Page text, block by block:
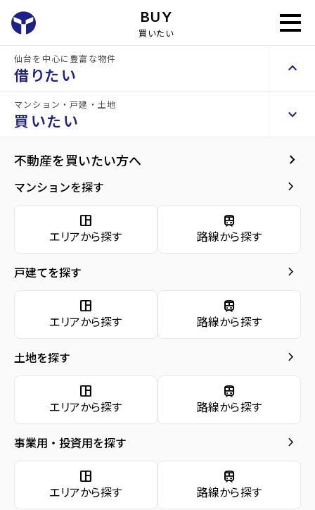
BUY
買いたい
仙台を中心に豊富な物件
借りたい keyboard_arrow_up
賃貸検索（居住用） keyboard_arrow_right
エリアから探す
賃貸検索（テナント・事業用）
エリアから探す 路線から探す
物件 keyboard_arrow_right
閲覧履歴
社宅をお探しの方へ keyboard_arrow_right
家具家電レンタル
マンション・戸建・土地
買いたい keyboard_arrow_up
不動産を買いたい方へ keyboard_arrow_right
マンションを探す keyboard_arrow_right
space_dashboard
エリアから探す
train
路線から探す
戸建てを探す keyboard_arrow_right
space_dashboard
エリアから探す
train
路線から探す
土地を探す keyboard_arrow_right
space_dashboard
エリアから探す
train
路線から探す
事業用・投資用を探す keyboard_arrow_right
space_dashboard
エリアから探す
train
路線から探す
新築戸建 新築
keyboard_arrow_rightお問い合わせ
詳細情報
南光台南三丁目 2号棟
4,380万円
種別／構造 新築戸建／木造
アクセス
仙台市地下鉄南北線/旭ヶ丘駅 仙台市営バス
ら徒歩5分
location_on グーグルマップでみる
2026年10月